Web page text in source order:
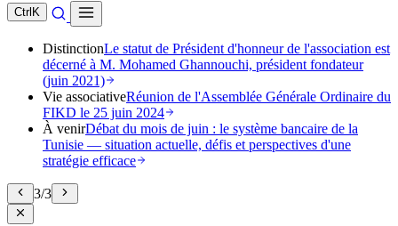
Ctrl K
DistinctionLe statut de Président d'honneur de l'association est
décerné à M. Mohamed Ghannouchi, président fondateur
(juin 2021)
Vie associativeRéunion de l'Assemblée Générale Ordinaire du
FIKD le 25 juin 2024
À venirDébat du mois de juin : le système bancaire de la
Tunisie — situation actuelle, défis et perspectives d'une
stratégie efficace
3/3